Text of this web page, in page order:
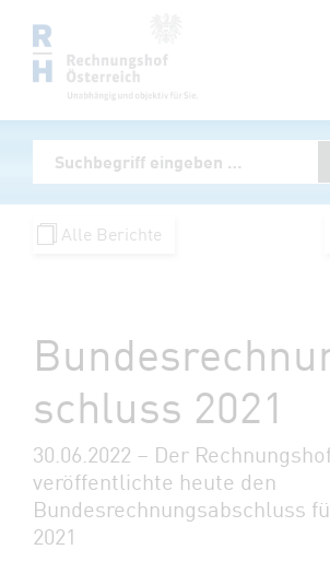
Zum Inhalt springen
Volltextsuche
Suchbegriff eingeben
Alle Berichte
schluss 2021
30.06.2022 – Der
veröffentlichte heute den
Bundesrechnungsabschluss
2021